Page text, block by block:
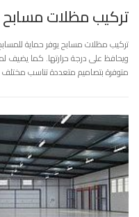
تركيب مظلات مسابح
تركيب مظلات مسابح يوفر حماية
ويحافظ على درجة حرارتها. كما يضيف
متوفرة بتصاميم متعددة تناسب مختلف